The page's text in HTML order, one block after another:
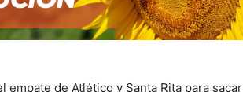
de Atlético y Santa Rita para sacar